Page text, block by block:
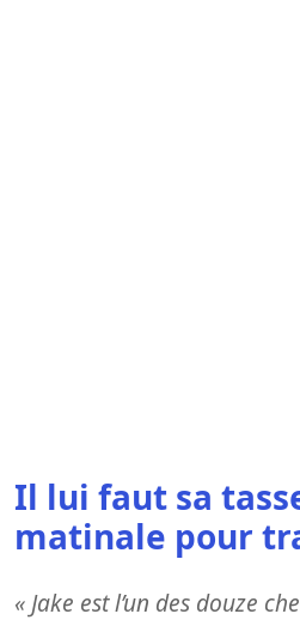
Il lui faut sa
matinale pour
« Jake est l’un des douze